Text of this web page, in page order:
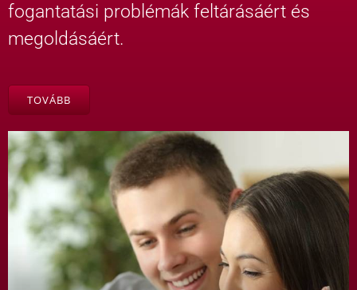
fogantatási problémák feltárásáért és
megoldásáért.
TOVÁBB